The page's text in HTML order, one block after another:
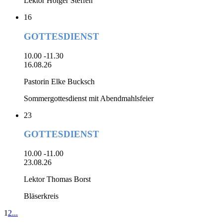
16
GOTTESDIENST
10.00 -11.30
16.08.26
Pastorin Elke Bucksch
Sommergottesdienst mit Abendmahlsfeier
23
GOTTESDIENST
10.00 -11.00
23.08.26
Lektor Thomas Borst
Bläserkreis
1 2...